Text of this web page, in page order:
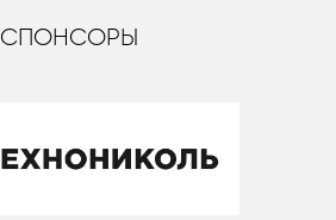
СПОНСОРЫ